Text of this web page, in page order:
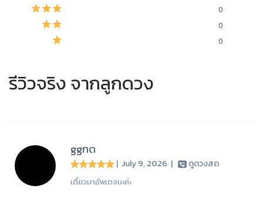
0
0
0
รีวิวจริง จากลูกดวง
ggกด
| July 9, 2026 | ดูดวงสด
เดี๋ยวมาอัพเดจนะค่ะ